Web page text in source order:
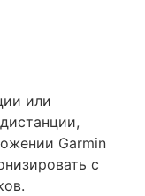
или
Garmin
с